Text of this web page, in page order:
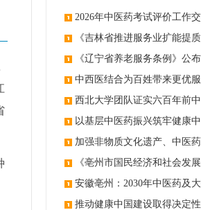
2026年中医药考试评价工作
《吉林省推进服务业扩能提
发：创建中医类国家医学中心
《辽宁省养老服务条例》公
与养老融合发展
中西医结合为百姓带来更优
西北大学团队证实六百年前
麻醉技术
以基层中医药振兴筑牢健康
加强非物质文化遗产、中医
权保护《亳州市国民经济和社会发
规划纲要》印发
安徽亳州：2030年中医药及
3000亿元
推动健康中国建设取得决定